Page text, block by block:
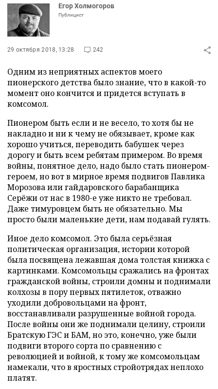
Егор Холмогоров
Публицист
29 октября 2018, 13:28 242
Одним из неприятных аспектов моего
пионерского детства было знание, что в какой-то
момент оно кончится и придется вступать в
комсомол.
Пионером быть если и не весело, то хотя бы не
накладно и ни к чему не обязывает, кроме как
хорошо учиться, переводить бабушек через
дорогу и быть всем ребятам примером. Во время
войны, понятное дело, надо было стать пионером-
героем, но вот в мирное время подвигов Павлика
Морозова или гайдаровского барабанщика
Серёжи от нас в 1980-е уже никто не требовал.
Даже тимуровцем быть не обязательно. Мы
просто были маленькие дети, нам подавай гулять.
Иное дело комсомол. Это была серьёзная
политическая организация, истории которой
была посвящена лежавшая дома толстая книжка с
картинками. Комсомольцы сражались на фронтах
гражданской войны, строили домны и поднимали
колхозы в пору первых пятилеток, отважно
уходили добровольцами на фронт,
восстанавливали разрушенные войной города.
После войны они же поднимали целину, строили
Братскую ГЭС и БАМ, но это, конечно, уже были
подвиги второго сорта по сравнению с
революцией и войной, к тому же комсомольцам
намекали, что в яростных стройотрядах неплохо
платят.